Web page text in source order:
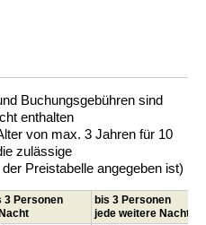
Buchungsgebühren sind
enthalten
von max. 3 Jahren für 10
zulässige
Preistabelle angegeben ist)
3 Personen
bis 3 Personen
jede weitere Nacht